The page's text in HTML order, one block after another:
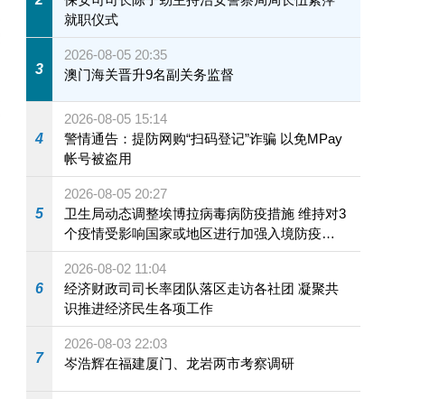
就职仪式
3
2026-08-05 20:35
澳门海关晋升9名副关务监督
4
2026-08-05 15:14
警情通告：提防网购“扫码登记”诈骗 以免MPay
帐号被盗用
5
2026-08-05 20:27
卫生局动态调整埃博拉病毒病防疫措施 维持对3
个疫情受影响国家或地区进行加强入境防疫措
施
6
2026-08-02 11:04
经济财政司司长率团队落区走访各社团 凝聚共
识推进经济民生各项工作
7
2026-08-03 22:03
岑浩辉在福建厦门、龙岩两市考察调研